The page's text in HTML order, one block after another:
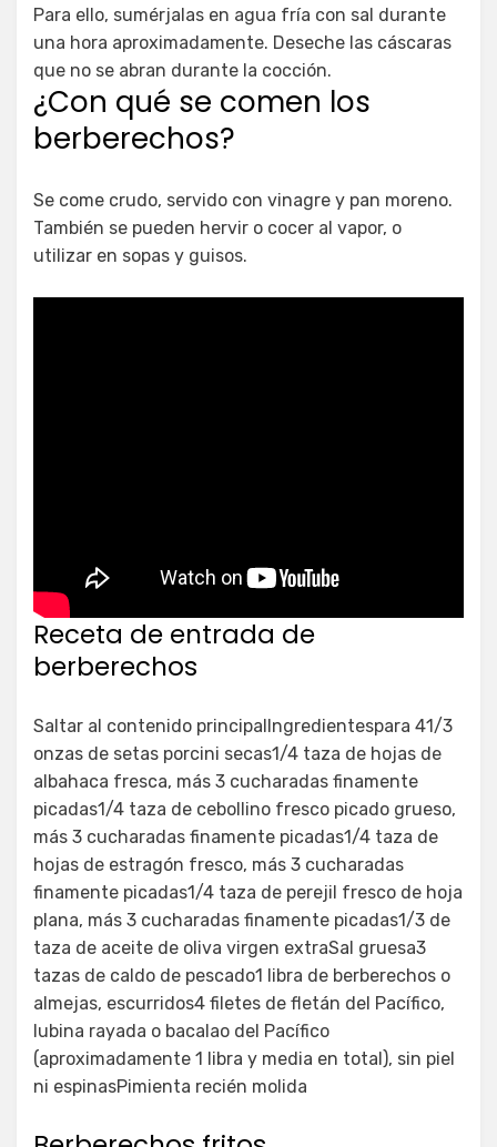
Para ello, sumérjalas en agua fría con sal durante
una hora aproximadamente. Deseche las cáscaras
que no se abran durante la cocción.
¿Con qué se comen los
berberechos?
Se come crudo, servido con vinagre y pan moreno.
También se pueden hervir o cocer al vapor, o
utilizar en sopas y guisos.
Receta de entrada de
berberechos
Saltar al contenido principalIngredientespara 41/3
onzas de setas porcini secas1/4 taza de hojas de
albahaca fresca, más 3 cucharadas finamente
picadas1/4 taza de cebollino fresco picado grueso,
más 3 cucharadas finamente picadas1/4 taza de
hojas de estragón fresco, más 3 cucharadas
finamente picadas1/4 taza de perejil fresco de hoja
plana, más 3 cucharadas finamente picadas1/3 de
taza de aceite de oliva virgen extraSal gruesa3
tazas de caldo de pescado1 libra de berberechos o
almejas, escurridos4 filetes de fletán del Pacífico,
lubina rayada o bacalao del Pacífico
(aproximadamente 1 libra y media en total), sin piel
ni espinasPimienta recién molida